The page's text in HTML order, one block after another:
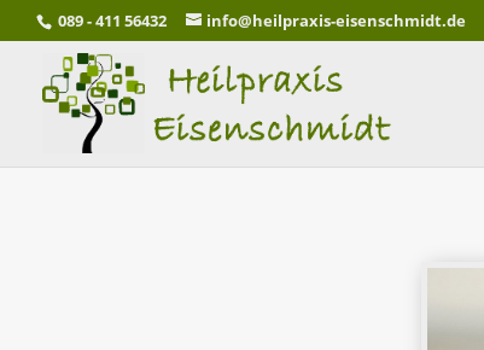
089 - 411 56432 info@heilpraxis-eisenschmidt.de